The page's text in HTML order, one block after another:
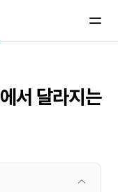
서 달라지는